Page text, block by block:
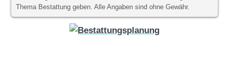
Thema Bestattung geben. Alle Angaben sind ohne Gewähr.